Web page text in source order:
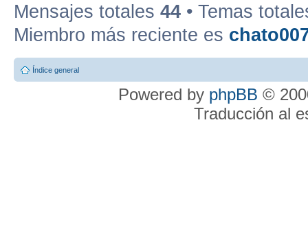
Mensajes totales 44 • Temas
Miembro más reciente es
Índice general
Powered by phpBB ©
Traducción al